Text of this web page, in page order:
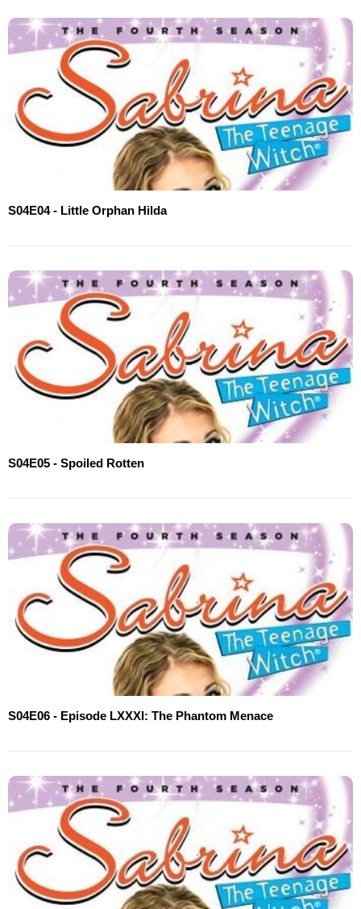
S04E04 - Little Orphan Hilda
S04E05 - Spoiled Rotten
S04E06 - Episode LXXXI: The Phantom Menace